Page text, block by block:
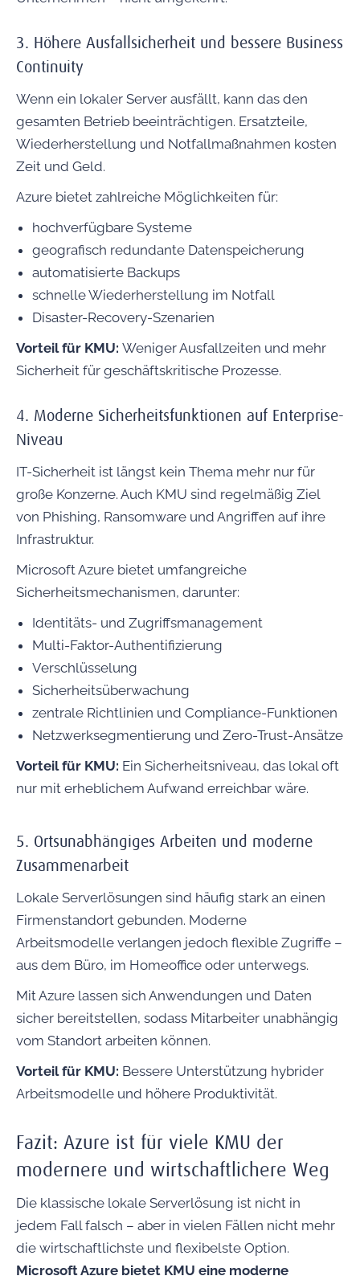
3. Höhere Ausfallsicherheit und bessere Business
Continuity
Wenn ein lokaler Server ausfällt, kann das den
gesamten Betrieb beeinträchtigen. Ersatzteile,
Wiederherstellung und Notfallmaßnahmen kosten
Zeit und Geld.
Azure bietet zahlreiche Möglichkeiten für:
hochverfügbare Systeme
geografisch redundante Datenspeicherung
automatisierte Backups
schnelle Wiederherstellung im Notfall
Disaster-Recovery-Szenarien
Vorteil für KMU: Weniger Ausfallzeiten und mehr
Sicherheit für geschäftskritische Prozesse.
4. Moderne Sicherheitsfunktionen auf Enterprise-
Niveau
IT-Sicherheit ist längst kein Thema mehr nur für
große Konzerne. Auch KMU sind regelmäßig Ziel
von Phishing, Ransomware und Angriffen auf ihre
Infrastruktur.
Microsoft Azure bietet umfangreiche
Sicherheitsmechanismen, darunter:
Identitäts- und Zugriffsmanagement
Multi-Faktor-Authentifizierung
Verschlüsselung
Sicherheitsüberwachung
zentrale Richtlinien und Compliance-Funktionen
Netzwerksegmentierung und Zero-Trust-Ansätze
Vorteil für KMU: Ein Sicherheitsniveau, das lokal oft
nur mit erheblichem Aufwand erreichbar wäre.
5. Ortsunabhängiges Arbeiten und moderne
Zusammenarbeit
Lokale Serverlösungen sind häufig stark an einen
Firmenstandort gebunden. Moderne
Arbeitsmodelle verlangen jedoch flexible Zugriffe –
aus dem Büro, im Homeoffice oder unterwegs.
Mit Azure lassen sich Anwendungen und Daten
sicher bereitstellen, sodass Mitarbeiter unabhängig
vom Standort arbeiten können.
Vorteil für KMU: Bessere Unterstützung hybrider
Arbeitsmodelle und höhere Produktivität.
Fazit: Azure ist für viele KMU der
modernere und wirtschaftlichere Weg
Die klassische lokale Serverlösung ist nicht in
jedem Fall falsch – aber in vielen Fällen nicht mehr
die wirtschaftlichste und flexibelste Option.
Microsoft Azure bietet KMU eine moderne